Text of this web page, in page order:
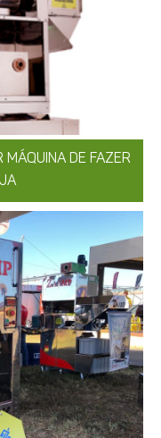
DE FAZER